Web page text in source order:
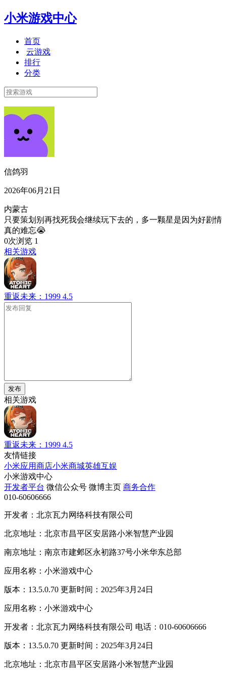
小米游戏中心
首页
云游戏
排行
分类
信鸽羽
2026年06月21日
内蒙古
只要策划别再找死我会继续玩下去的，多一颗星是因为好剧情
真的难忘😭
0次浏览 1
相关游戏
重返未来：1999 4.5
发布
相关游戏
重返未来：1999 4.5
友情链接
小米应用商店小米商城英雄互娱
小米游戏中心
开发者平台 微信公众号 微博主页 商务合作
010-60606666
开发者：北京瓦力网络科技有限公司
北京地址：北京市昌平区安居路小米智慧产业园
南京地址：南京市建邺区永初路37号小米华东总部
应用名称：小米游戏中心
版本：13.5.0.70 更新时间：2025年3月24日
应用名称：小米游戏中心
开发者：北京瓦力网络科技有限公司 电话：010-60606666
版本：13.5.0.70 更新时间：2025年3月24日
北京地址：北京市昌平区安居路小米智慧产业园